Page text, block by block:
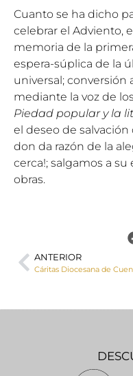
Cuanto se ha dicho
celebrar el Adviento,
memoria de la
espera-súplica de la
universal; conversión
mediante la voz de
Piedad popular y la
el deseo de
don da razón de la
cerca!; salgamos a
obras.
ANTERIOR